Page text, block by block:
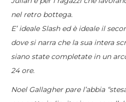
nel retro bottega.
E’ ideale Slash ed è ideale il
dove si narra che la sua intera
siano state completate in un
24 ore.
Noel Gallagher pare l’abbia